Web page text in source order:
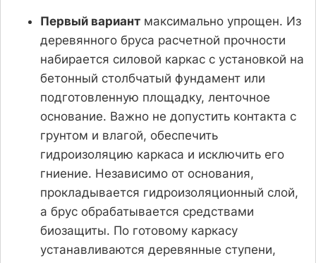
Первый вариант максимально упрощен. Из
деревянного бруса расчетной прочности
набирается силовой каркас с установкой на
бетонный столбчатый фундамент или
подготовленную площадку, ленточное
основание. Важно не допустить контакта с
грунтом и влагой, обеспечить
гидроизоляцию каркаса и исключить его
гниение. Независимо от основания,
прокладывается гидроизоляционный слой,
а брус обрабатывается средствами
биозащиты. По готовому каркасу
устанавливаются деревянные ступени,